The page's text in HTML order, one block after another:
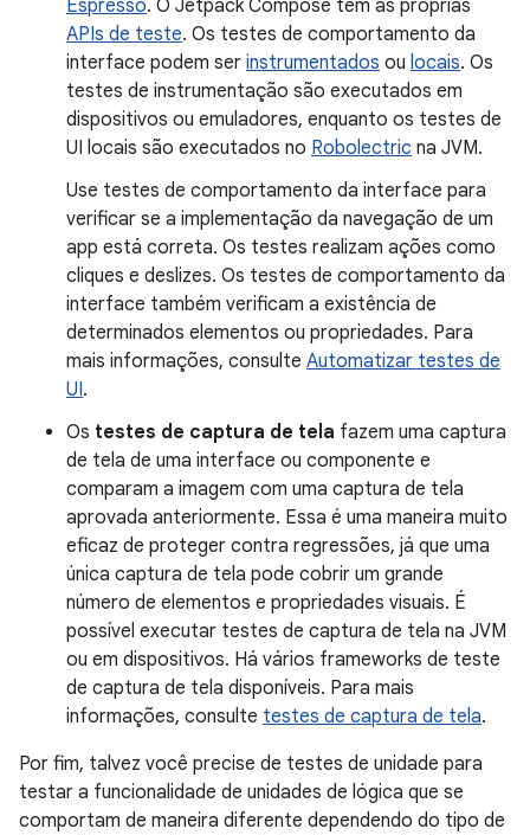
Espresso. O Jetpack Compose tem as próprias
APIs de teste. Os testes de comportamento da
interface podem ser instrumentados ou locais. Os
testes de instrumentação são executados em
dispositivos ou emuladores, enquanto os testes de
UI locais são executados no Robolectric na JVM.
Use testes de comportamento da interface para
verificar se a implementação da navegação de um
app está correta. Os testes realizam ações como
cliques e deslizes. Os testes de comportamento da
interface também verificam a existência de
determinados elementos ou propriedades. Para
mais informações, consulte Automatizar testes de
UI.
Os testes de captura de tela fazem uma captura
de tela de uma interface ou componente e
comparam a imagem com uma captura de tela
aprovada anteriormente. Essa é uma maneira muito
eficaz de proteger contra regressões, já que uma
única captura de tela pode cobrir um grande
número de elementos e propriedades visuais. É
possível executar testes de captura de tela na JVM
ou em dispositivos. Há vários frameworks de teste
de captura de tela disponíveis. Para mais
informações, consulte testes de captura de tela.
Por fim, talvez você precise de testes de unidade para
testar a funcionalidade de unidades de lógica que se
comportam de maneira diferente dependendo do tipo de